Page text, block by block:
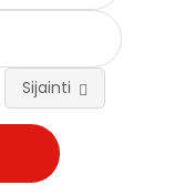
Sijainti